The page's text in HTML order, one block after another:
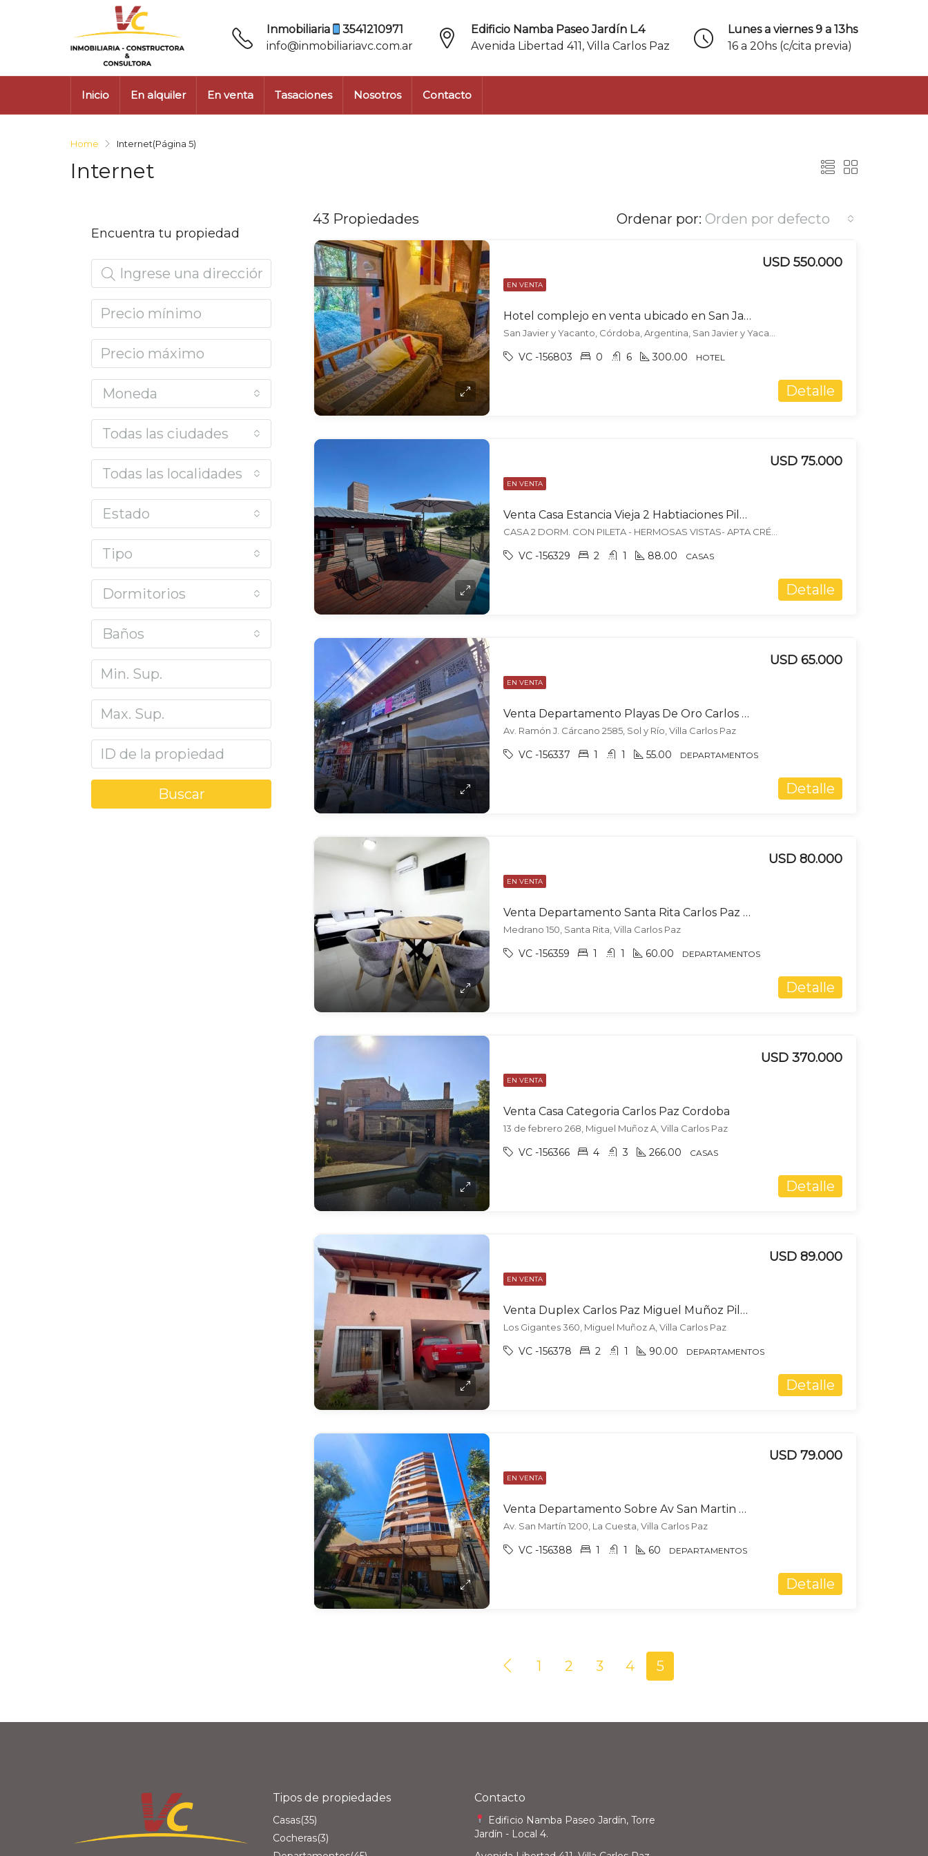
Inmobiliaria
3541210971
info@inmobiliariavc.com.ar
Edificio Namba Paseo Jardín L.4
Avenida Libertad 411, Villa Carlos Paz
Lunes a viernes 9 a 13hs
16 a 20hs (c/cita previa)
Inicio En alquiler En venta Tasaciones Nosotros Contacto
Home Internet(Página 5)
Internet
43 Propiedades Ordenar por: Orden por defecto
EN VENTA
Hotel complejo en venta ubicado en San Javier y Yacanto
USD 550.000
VC -156803 0 6 300.00 HOTEL
Detalle
EN VENTA
Venta Casa Estancia Vieja 2 Habtiaciones Pileta Carlos Paz
USD 75.000
VC -156329 2 1 88.00 CASAS
Detalle
EN VENTA
Venta Departamento Playas De Oro Carlos Paz Amoblado
USD 65.000
Av. Ramón J. Cárcano 2585, Sol y Río, Villa Carlos Paz
VC -156337 1 1 55.00 DEPARTAMENTOS
Detalle
EN VENTA
Venta Departamento Santa Rita Carlos Paz Cochera
USD 80.000
Medrano 150, Santa Rita, Villa Carlos Paz
VC -156359 1 1 60.00 DEPARTAMENTOS
Detalle
EN VENTA
Venta Casa Categoria Carlos Paz Cordoba
USD 370.000
13 de febrero 268, Miguel Muñoz A, Villa Carlos Paz
VC -156366 4 3 266.00 CASAS
Detalle
EN VENTA
Venta Duplex Carlos Paz Miguel Muñoz Pileta
USD 89.000
Los Gigantes 360, Miguel Muñoz A, Villa Carlos Paz
VC -156378 2 1 90.00 DEPARTAMENTOS
Detalle
EN VENTA
Venta Departamento Sobre Av San Martin Carlos Paz Cordoba
USD 79.000
Av. San Martín 1200, La Cuesta, Villa Carlos Paz
VC -156388 1 1 60 DEPARTAMENTOS
Detalle
1 2 3 4 5
Encuentra tu propiedad
Moneda
Todas las ciudades
Todas las localidades o barrios
Estado
Tipo
Dormitorios
Baños
Buscar
Tipos de propiedades
Casas(35)
Cocheras(3)
Contacto
Edificio Namba Paseo Jardín, Torre
Jardín - Local 4.